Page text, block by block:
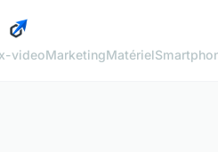
videoMarketingMatériel